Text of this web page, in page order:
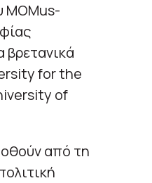
MOMus-
βρετανικά
for the
of
από τη